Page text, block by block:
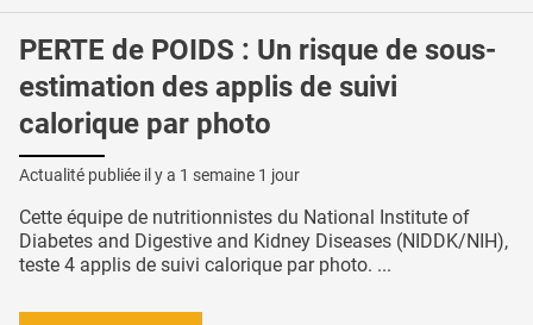
PERTE de POIDS : Un risque de sous-
estimation des applis de suivi
calorique par photo
Actualité publiée il y a 1 semaine 1 jour
Cette équipe de nutritionnistes du National Institute of
Diabetes and Digestive and Kidney Diseases (NIDDK/NIH),
teste 4 applis de suivi calorique par photo. ...